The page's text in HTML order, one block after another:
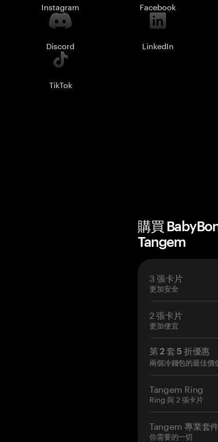
Instagram Facebook
Discord LinkedIn
TikTok
購買
Tangem
3 張卡片
更加安全
2 張卡片
更加便宜
第 2 套 5 折優惠
兩個冷錢包的最佳價
Tangem Ring
Ring 與 2 張卡片
Tangem 專業套
你需要的一切